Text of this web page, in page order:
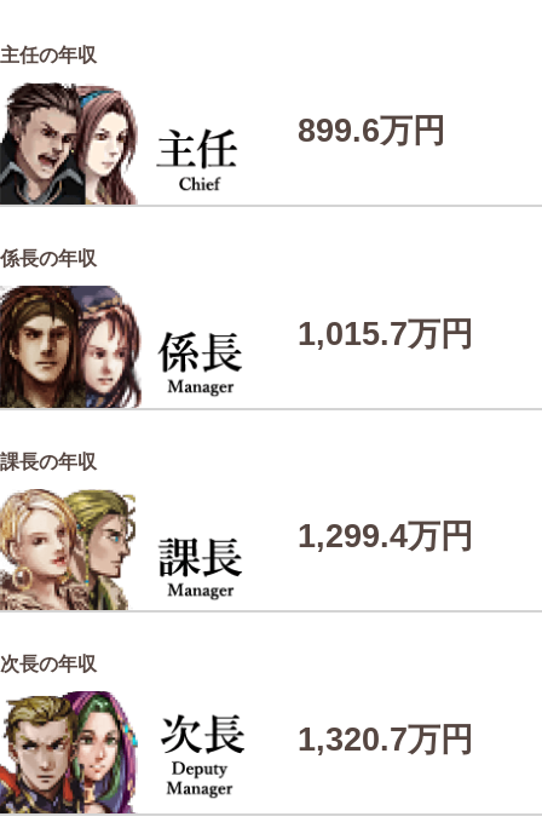
主任の年収
899.6万円
係長の年収
1,015.7万円
課長の年収
1,299.4万円
次長の年収
1,320.7万円